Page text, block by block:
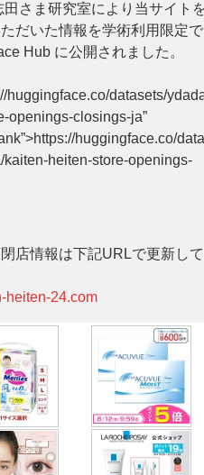
田さま研究室により当サイト
だいた情報を学術利用限定で
Hub に公開されました。
huggingface.co/datasets/
openings-closings-ja”
huggingface.co/
kaiten-heiten-store-openings-
店情報は下記URLで更新して
heiten-24.com